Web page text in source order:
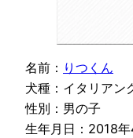
名前： りつくん
犬種：イタリアン
性別：男の子
生年月日：2018